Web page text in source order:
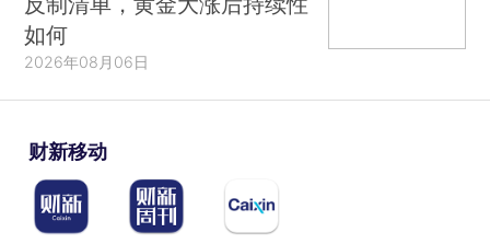
如何
2026年08月06日
财新移动